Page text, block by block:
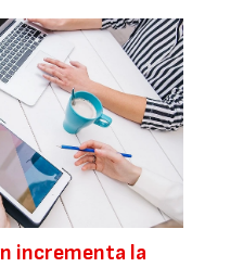
incrementa la